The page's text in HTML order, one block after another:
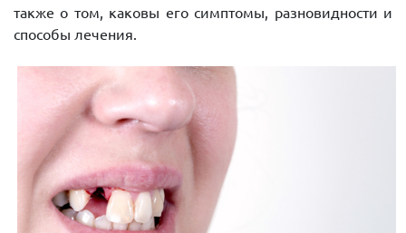
также о том, каковы его симптомы, разновидности и
способы лечения.